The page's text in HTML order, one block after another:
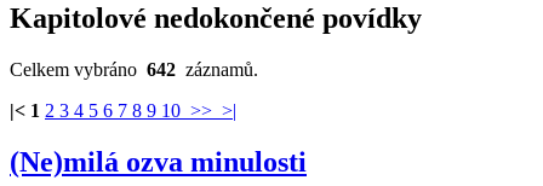
Kapitolové nedokončené povídky
Celkem vybráno 642 záznamů.
|< 1 2 3 4 5 6 7 8 9 10 >> >|
(Ne)milá ozva minulosti